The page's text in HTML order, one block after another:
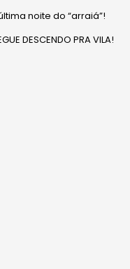
noite do “arraiá”!
DESCENDO PRA VILA!